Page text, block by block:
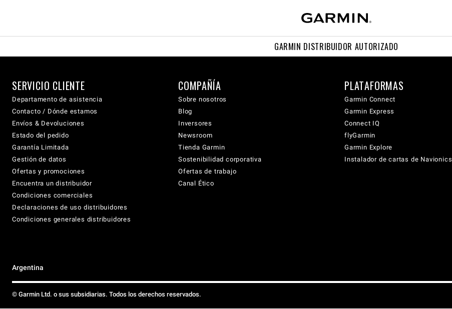
GARMIN DISTRIBUIDOR AUTORIZADO
SERVICIO CLIENTE
Departamento de asistencia
Contacto / Dónde estamos
Envíos & Devoluciones
Estado del pedido
Garantía Limitada
Gestión de datos
Ofertas y promociones
Encuentra un distribuidor
Condiciones comerciales
Declaraciones de uso distribuidores
Condiciones generales distribuidores
COMPAÑÍA
Sobre nosotros
Blog
Inversores
Newsroom
Tienda Garmin
Sostenibilidad corporativa
Ofertas de trabajo
Canal Ético
PLATAFORMAS
Garmin Connect
Garmin Express
Connect IQ
flyGarmin
Garmin Explore
Instalador de cartas de Navionics
Argentina
© Garmin Ltd. o sus subsidiarias. Todos los derechos reservados.